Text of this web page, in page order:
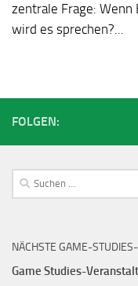
zentrale Frage: Wenn
wird es sprechen?...
FOLGEN:
Suchen
nach:
NÄCHSTE GAME-
Game Studies-